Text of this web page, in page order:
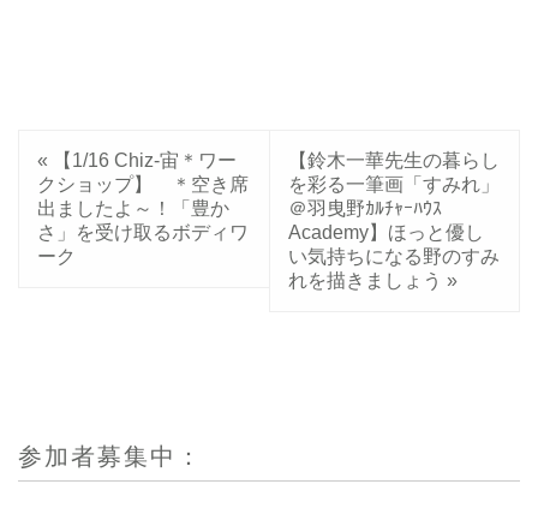
«
【1/16 Chiz-宙＊ワー
クショップ】 ＊空き席
出ましたよ～！「豊か
さ」を受け取るボディワ
ーク
【鈴木一華先生の暮らし
を彩る一筆画「すみれ」
＠羽曳野ｶﾙﾁｬｰﾊｳｽ
Academy】ほっと優し
い気持ちになる野のすみ
れを描きましょう »
参加者募集中：